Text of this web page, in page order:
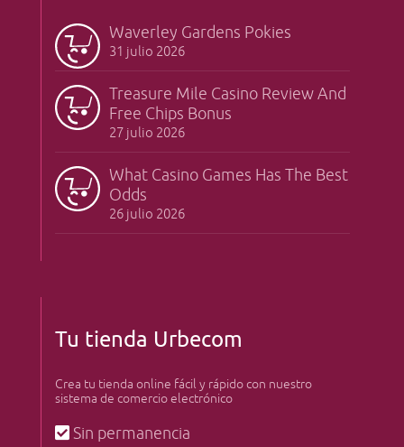
Waverley Gardens Pokies
31 julio 2026
Treasure Mile Casino Review And
Free Chips Bonus
27 julio 2026
What Casino Games Has The Best
Odds
26 julio 2026
Tu tienda Urbecom
Crea tu tienda online fácil y rápido con nuestro
sistema de comercio electrónico
Sin permanencia